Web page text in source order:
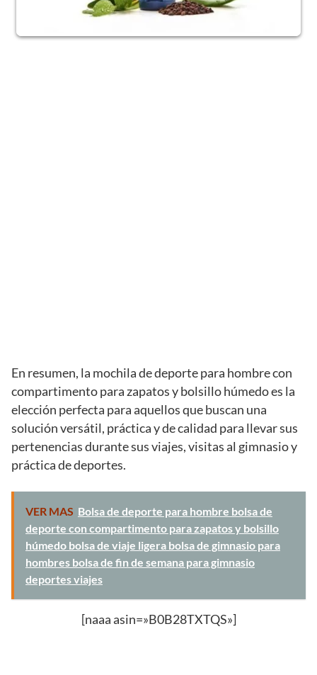
En resumen, la mochila de deporte para hombre con
compartimento para zapatos y bolsillo húmedo es la
elección perfecta para aquellos que buscan una
solución versátil, práctica y de calidad para llevar sus
pertenencias durante sus viajes, visitas al gimnasio y
práctica de deportes.
VER MAS Bolsa de deporte para hombre bolsa de
deporte con compartimento para zapatos y bolsillo
húmedo bolsa de viaje ligera bolsa de gimnasio para
hombres bolsa de fin de semana para gimnasio
deportes viajes
[naaa asin=»B0B28TXTQS»]